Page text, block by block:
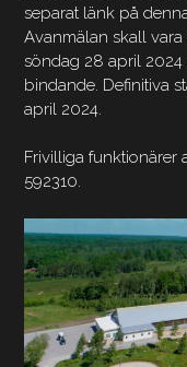
separat länk på
Avanmälan skall
söndag 28 april 2024
bindande. Definitiva
april 2024.
Frivilliga funktionärer
592310.